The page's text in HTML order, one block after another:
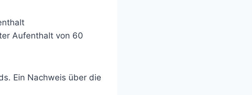
Aufenthalt von 60
Ein Nachweis über die